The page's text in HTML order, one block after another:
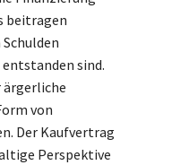
beitragen
sind.
von
Der Kaufvertrag
Perspektive